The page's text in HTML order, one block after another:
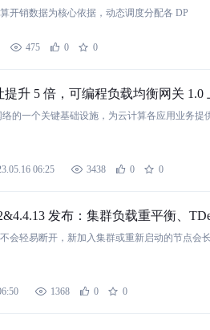
开销数据为核心依据，动态调度分配各 DP
475 0 0
升 5 倍，可编程负载均衡网关 1.0
络的一个关键基础设施，为云计算各应用业务提
06:25 3438 0 0
发布：集群负载重平衡 、
会轻易断开，新加入集群或重新启动的节点会
1368 0 0